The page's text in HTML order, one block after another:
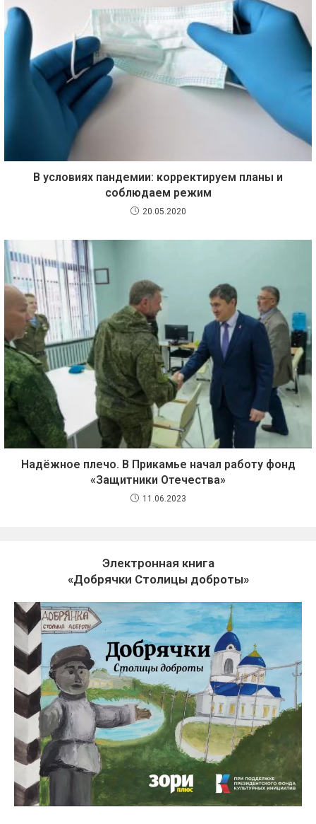
В условиях пандемии: корректируем планы и
соблюдаем режим
20.05.2020
Надёжное плечо. В Прикамье начал работу фонд
«Защитники Отечества»
11.06.2023
Электронная книга
«Добрячки Столицы доброты»